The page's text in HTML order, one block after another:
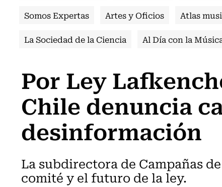
Somos Expertas
Artes y Oficios Atlas
La Sociedad de la Ciencia
Al Día con la
Por Ley
Chile denuncia
desinformación
La subdirectora de Campañas
comité y el futuro de la ley.